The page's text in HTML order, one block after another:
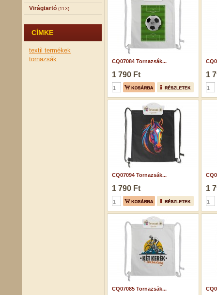
Virágtartó (113)
CÍMKE
textil termékek
tornazsák
CQ07084 Tornazsák...
1 790 Ft 1
CQ07094 Tornazsák...
1 790 Ft 1
CQ07085 Tornazsák...